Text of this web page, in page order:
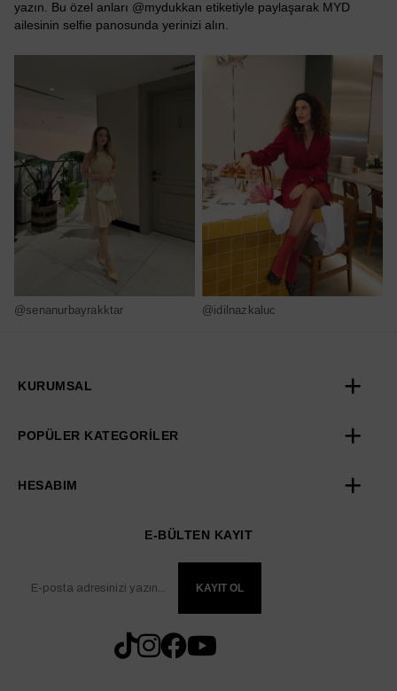
yazın. Bu özel anları @mydukkan etiketiyle paylaşarak MYD
ailesinin selfie panosunda yerinizi alın.
@senanurbayrakktar @idilnazkaluc
KURUMSAL
POPÜLER KATEGORİLER
HESABIM
E-BÜLTEN KAYIT
KAYIT OL